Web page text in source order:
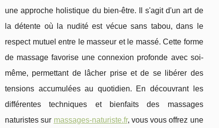
une approche holistique du bien-être. Il s'agit d'un art de
la détente où la nudité est vécue sans tabou, dans le
respect mutuel entre le masseur et le massé. Cette forme
de massage favorise une connexion profonde avec soi-
même, permettant de lâcher prise et de se libérer des
tensions accumulées au quotidien. En découvrant les
différentes techniques et bienfaits des massages
naturistes sur massages-naturiste.fr, vous vous offrez une